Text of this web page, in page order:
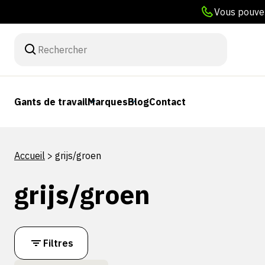
Vous
Gants de travailMarquesBlogContact
Accueil > grijs/groen
grijs/groen
Filtres